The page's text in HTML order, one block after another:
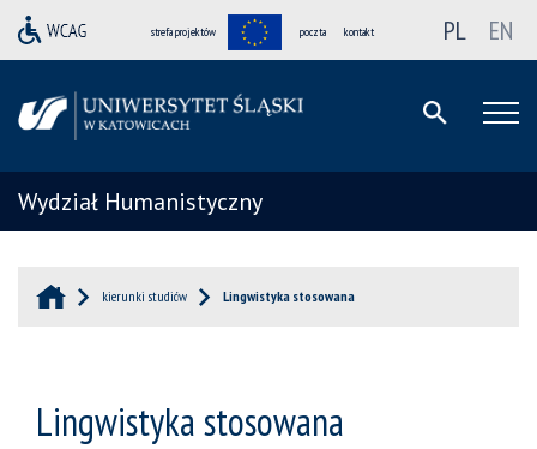
strefa projektów poczta kontakt PL EN
Wydział Humanistyczny
kierunki studiów Lingwistyka stosowana
Lingwistyka stosowana